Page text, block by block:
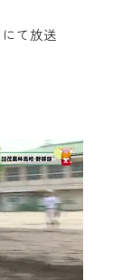
て放送
が必
CCNetの
です。
アドレ
の新規登
き続き